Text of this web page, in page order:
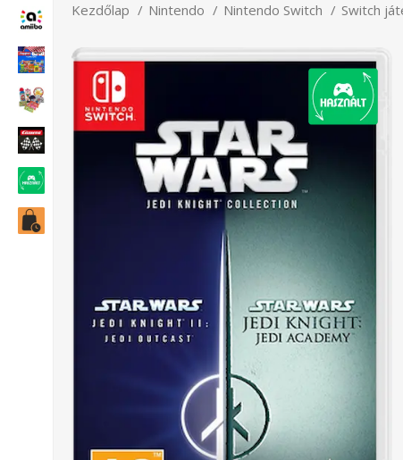
Kezdőlap Nintendo Nintendo Switch Switch